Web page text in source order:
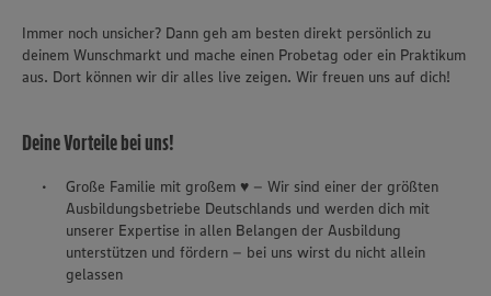
Immer noch unsicher? Dann geh am besten direkt persönlich zu
deinem Wunschmarkt und mache einen Probetag oder ein Praktikum
aus. Dort können wir dir alles live zeigen. Wir freuen uns auf dich!
Deine Vorteile bei uns!
Große Familie mit großem ♥ – Wir sind einer der größten
Ausbildungsbetriebe Deutschlands und werden dich mit
unserer Expertise in allen Belangen der Ausbildung
unterstützen und fördern – bei uns wirst du nicht allein
gelassen